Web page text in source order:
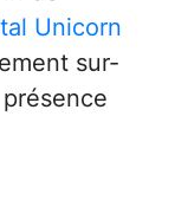
Unicorn
sur-